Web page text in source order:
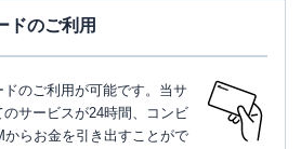
ドのご利用
のご利用が可能です。当サ
サービスが24時間、コンビ
からお金を引き出すことがで